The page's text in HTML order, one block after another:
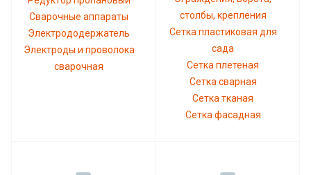
Сварочные аппараты
Электрододержатель
Электроды и проволока
сварочная
столбы, крепления
Сетка пластиковая для
сада
Сетка плетеная
Сетка сварная
Сетка тканая
Сетка фасадная